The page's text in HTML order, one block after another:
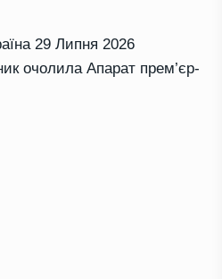
29 Липня 2026
очолила Апарат прем’єр-